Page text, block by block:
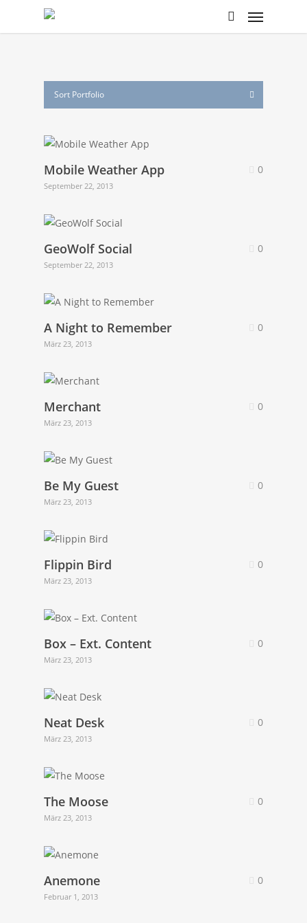
Sort Portfolio
Mobile Weather App
September 22, 2013
0
GeoWolf Social
September 22, 2013
0
A Night to Remember
März 23, 2013
0
Merchant
März 23, 2013
0
Be My Guest
März 23, 2013
0
Flippin Bird
März 23, 2013
0
Box – Ext. Content
März 23, 2013
0
Neat Desk
März 23, 2013
0
The Moose
März 23, 2013
0
Anemone
Februar 1, 2013
0